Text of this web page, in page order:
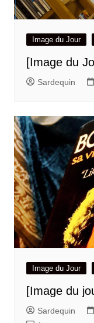
Image du Jour
[Image du
Sardequin
Image du Jour
[Image du
Sardequin